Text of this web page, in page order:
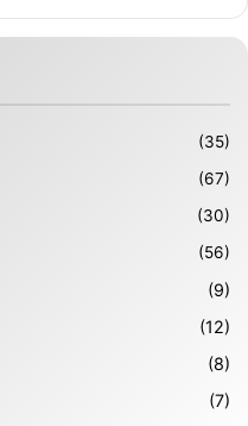
(35)
(67)
(30)
(56)
(9)
(12)
(8)
(7)